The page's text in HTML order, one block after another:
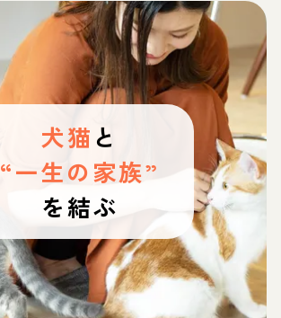
犬猫 と
“一生の家族”
を結ぶ